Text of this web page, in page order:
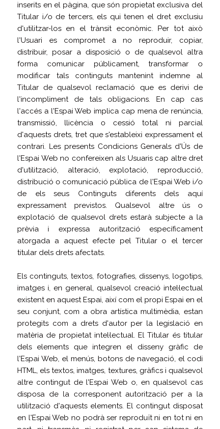
inserits en el pàgina, que són propietat exclusiva del
Titular i/o de tercers, els qui tenen el dret exclusiu
d'utilitzar-los en el trànsit econòmic. Per tot això
l'Usuari es compromet a no reproduir, copiar,
distribuir, posar a disposició o de qualsevol altra
forma comunicar públicament, transformar o
modificar tals continguts mantenint indemne al
Titular de qualsevol reclamació que es derivi de
l'incompliment de tals obligacions. En cap cas
l'accés a l'Espai Web implica cap mena de renúncia,
transmissió, llicència o cessió total ni parcial
d'aquests drets, tret que s'estableixi expressament el
contrari. Les presents Condicions Generals d'Ús de
l'Espai Web no confereixen als Usuaris cap altre dret
d'utilització, alteració, explotació, reproducció,
distribució o comunicació pública de l'Espai Web i/o
de els seus Continguts diferents dels aquí
expressament previstos. Qualsevol altre ús o
explotació de qualsevol drets estarà subjecte a la
prèvia i expressa autorització específicament
atorgada a aquest efecte pel Titular o el tercer
titular dels drets afectats.
Els continguts, textos, fotografies, dissenys, logotips,
imatges i, en general, qualsevol creació intel·lectual
existent en aquest Espai, així com el propi Espai en el
seu conjunt, com a obra artística multimèdia, estan
protegits com a drets d'autor per la legislació en
matèria de propietat intel·lectual. El Titular és titular
dels elements que integren el disseny gràfic de
l'Espai Web, el menús, botons de navegació, el codi
HTML, els textos, imatges, textures, gràfics i qualsevol
altre contingut de l'Espai Web o, en qualsevol cas
disposa de la corresponent autorització per a la
utilització d'aquests elements. El contingut disposat
en l'Espai Web no podrà ser reproduït ni en tot ni en